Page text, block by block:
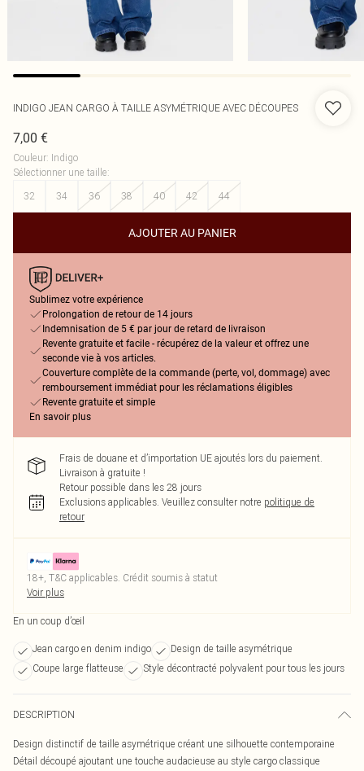
INDIGO JEAN CARGO À TAILLE ASYMÉTRIQUE AVEC DÉCOUPES
7,00 €
Couleur: Indigo
Sélectionner une taille:
32
34 36 38 40 42 44
AJOUTER AU PANIER
Sublimez votre expérience
Prolongation de retour de 14 jours
Indemnisation de 5 € par jour de retard de livraison
Revente gratuite et facile - récupérez de la valeur et offrez une
seconde vie à vos articles.
Couverture complète de la commande (perte, vol, dommage) avec
remboursement immédiat pour les réclamations éligibles
Revente gratuite et simple
En savoir plus
Frais de douane et d’importation UE ajoutés lors du paiement.
Livraison à gratuite !
Retour possible dans les 28 jours
Exclusions applicables. Veuillez consulter notre politique de
retour
18+, T&C applicables. Crédit soumis à statut
Voir plus
En un coup d’œil
Jean cargo en denim indigo
Design de taille asymétrique
Coupe large flatteuse
Style décontracté polyvalent pour tous les jours
DESCRIPTION
Design distinctif de taille asymétrique créant une silhouette contemporaine
Détail découpé ajoutant une touche audacieuse au style cargo classique